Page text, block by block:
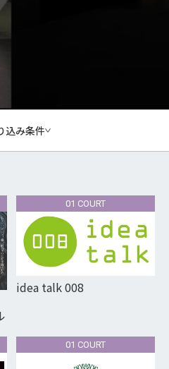
込み条件
01 COURT
idea talk 008
01 COURT